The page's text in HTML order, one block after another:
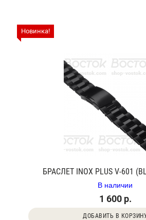
Новинка!
БРАСЛЕТ INOX PLUS V-601
В наличии
1 600 р.
ДОБАВИТЬ В